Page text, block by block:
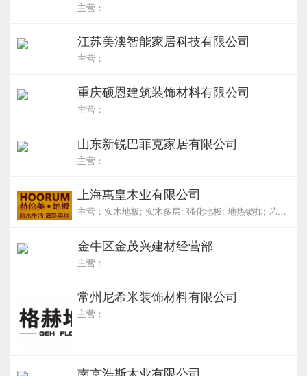
主营：
江苏美澳智能家居科技有限公司
主营：
重庆硕恩建筑装饰材料有限公司
主营：
山东新锐巴菲克家居有限公司
主营：
上海惠皇木业有限公司
主营：实木地板; 实木多层; 强化地板; 地热锁扣; 艺术拼花
金牛区金茂兴建材经营部
主营：
常州尼希米装饰材料有限公司
主营：